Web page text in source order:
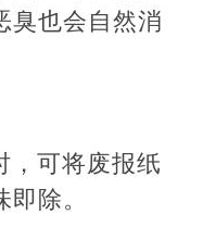
臭也会自然消
，可将废报纸
除。